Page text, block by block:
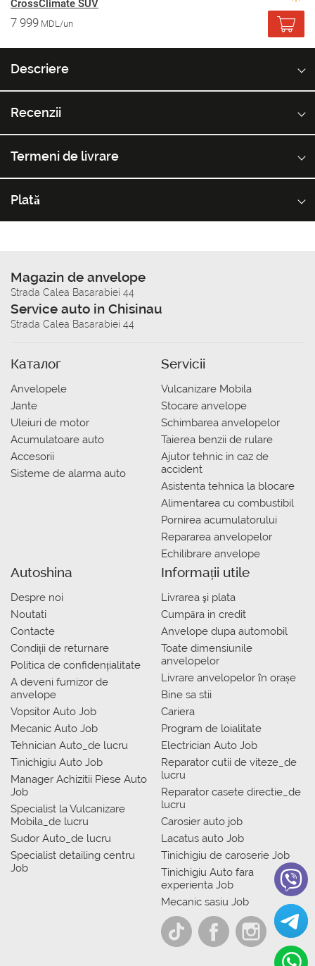
CrossClimate SUV
7 999 MDL/un
Descriere
Recenzii
Termeni de livrare
Plată
Magazin de anvelope
Strada Calea Basarabiei 44
Service auto in Chisinau
Strada Calea Basarabiei 44
Каталог
Anvelopele
Jante
Uleiuri de motor
Acumulatoare auto
Accesorii
Sisteme de alarma auto
Servicii
Vulcanizare Mobila
Stocare anvelope
Schimbarea anvelopelor
Taierea benzii de rulare
Ajutor tehnic in caz de
accident
Asistenta tehnica la blocare
Alimentarea cu combustibil
Pornirea acumulatorului
Repararea anvelopelor
Echilibrare anvelope
Autoshina
Despre noi
Noutati
Contacte
Condiții de returnare
Politica de confidențialitate
A deveni furnizor de
anvelope
Vopsitor Auto Job
Mecanic Auto Job
Tehnician Auto_de lucru
Tinichigiu Auto Job
Manager Achizitii Piese Auto
Job
Specialist la Vulcanizare
Mobila_de lucru
Sudor Auto_de lucru
Specialist detailing centru
Job
Informații utile
Livrarea şi plata
Сumpăra in credit
Anvelope dupa automobil
Toate dimensiunile
anvelopelor
Livrare anvelopelor în orașe
Bine sa stii
Cariera
Program de loialitate
Electrician Auto Job
Reparator cutii de viteze_de
lucru
Reparator casete directie_de
lucru
Carosier auto job
Lacatus auto Job
Tinichigiu de caroserie Job
Tinichigiu Auto fara
experienta Job
Mecanic sasiu Job